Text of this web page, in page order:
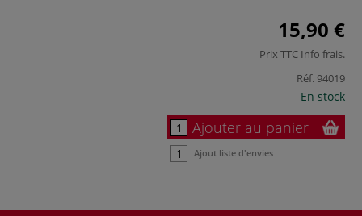
15,90 €
Prix TTC Info frais.
Réf. 94019
En stock
Ajouter au panier
Ajout liste d'envies